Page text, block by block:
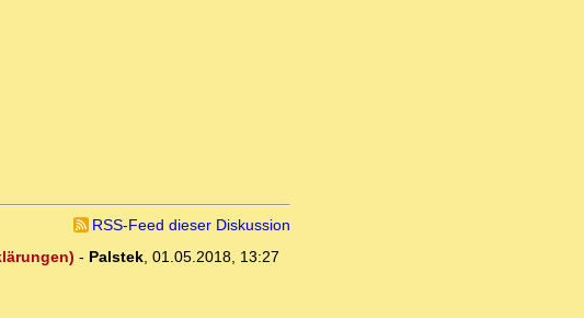
RSS-Feed dieser Diskussion
- Palstek, 01.05.2018, 13:27